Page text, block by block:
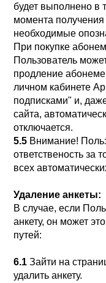
будет выполнено в
момента
необходимые
При покупке
Пользователь
продление
личном кабинете
подписками" и,
сайта,
отключается.
5.5 Внимание!
ответственость за
всех
Удаление анкеты:
В случае, если
анкету, он может
путей:
6.1 Зайти на
удалить анкету.